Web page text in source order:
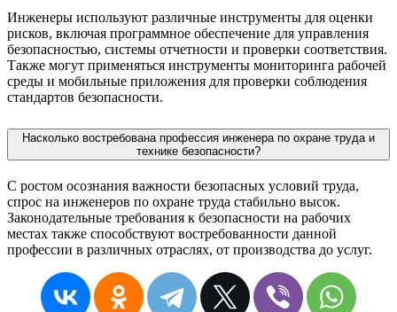
Инженеры используют различные инструменты для оценки
рисков, включая программное обеспечение для управления
безопасностью, системы отчетности и проверки соответствия.
Также могут применяться инструменты мониторинга рабочей
среды и мобильные приложения для проверки соблюдения
стандартов безопасности.
Насколько востребована профессия инженера по охране труда и
технике безопасности?
С ростом осознания важности безопасных условий труда,
спрос на инженеров по охране труда стабильно высок.
Законодательные требования к безопасности на рабочих
местах также способствуют востребованности данной
профессии в различных отраслях, от производства до услуг.